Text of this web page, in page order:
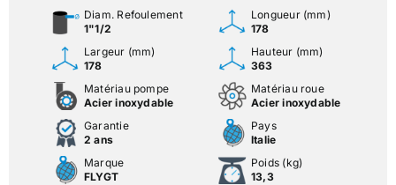
Diam. Refoulement
1"1/2
Longueur (mm)
178
Largeur (mm)
178
Hauteur (mm)
363
Matériau pompe
Acier inoxydable
Matériau roue
Acier inoxydable
Garantie
2 ans
Pays
Italie
Marque
FLYGT
Poids (kg)
13,3